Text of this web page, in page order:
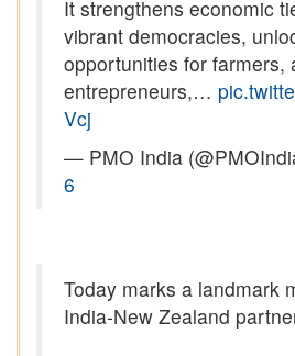
It strengthens economic
vibrant democracies,
opportunities for farmers,
entrepreneurs,…
Vcj
— PMO India
6
Today marks a landmark
India-New Zealand